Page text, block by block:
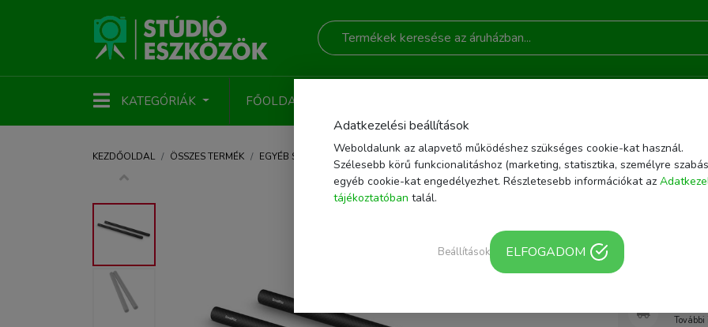
KATEGÓRIÁK FŐOLDAL
KEZDŐOLDAL ÖSSZES TERMÉK EGYÉB STÚDIÓTARTOZÉKOK RÖGZÍTÉS SMALLRIG 870 15MM KARBON RÚD - 20CM
Cikkszám: SR-870 |
20cm
További
Adatkezelési beállítások
Weboldalunk az alapvető működéshez szükséges cookie-kat használ.
Szélesebb körű funkcionalitáshoz (marketing, statisztika, személyre
egyéb cookie-kat engedélyezhet. Részletesebb információkat az
tájékoztatóban talál.
Beállítások ELFOGADOM